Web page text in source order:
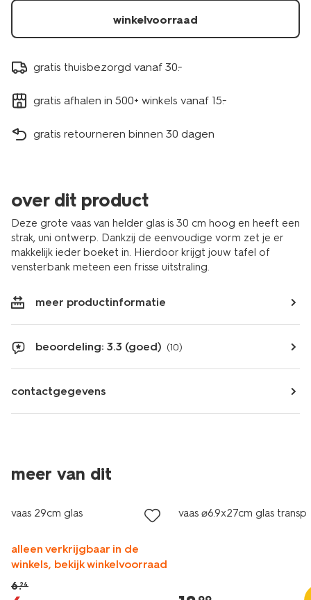
winkelvoorraad
gratis thuisbezorgd vanaf 30.-
gratis afhalen in 500+ winkels vanaf 15.-
gratis retourneren binnen 30 dagen
over dit product
Deze grote vaas van helder glas is 30 cm hoog en heeft een
strak, uni ontwerp. Dankzij de eenvoudige vorm zet je er
makkelijk ieder boeket in. Hierdoor krijgt jouw tafel of
vensterbank meteen een frisse uitstraling.
meer productinformatie
beoordeling: 3.3 (goed) (10)
contactgegevens
meer van dit
sale
vaas 29cm glas
alleen verkrijgbaar in de
winkels, bekijk winkelvoorraad
6.24
vaas ⌀6.9x27cm glas